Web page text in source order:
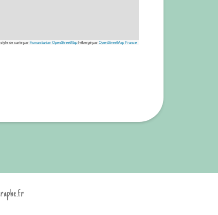
de carte parHumanitarian OpenStreetMaphébergé parOpenStreetMap France